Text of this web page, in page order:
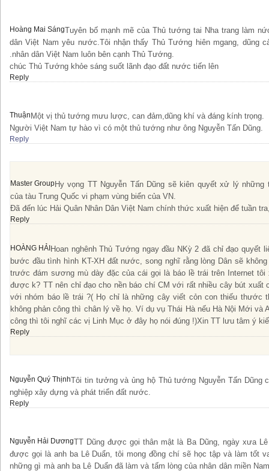
Hoàng Mai SángTuyên bố mạnh mẽ của Thủ tướng tai Nha trang làm
dân Việt Nam yêu nước.Tôi nhận thấy Thủ Tướng hiên mgang, dũng
.nhân dân Việt Nam luôn bên cạnh Thủ Tướng.
chúc Thủ Tướng khỏe sáng suốt lãnh đạo đất nước tiến lên
Reply
Thuận Một vị thủ tướng mưu lược, can đảm,dũng khí và đáng kính trọng.
Người Việt Nam tự hào vì có một thủ tướng như ông Nguyễn Tấn Dũng.
Reply
Master GroupHy vọng TT Nguyễn Tấn Dũng sẽ kiên quyết xử lý những
của tàu Trung Quốc vi phạm vùng biển của VN.
Đã đến lúc Hải Quân Nhân Dân Việt Nam chính thức xuất hiện để tuần
Reply
HOÀNG HẢI Hoan nghênh Thủ Tướng ngay đầu NKỳ 2 đã chỉ đạo quyết
bước đầu tình hình KT-XH đất nước, song nghĩ rằng lòng Dân sẽ
trước đám sương mù dày đặc của cái gọi là báo lề trái trên Internet
được k? TT nên chỉ đạo cho nền báo chí CM với rất nhiều cây bút xuất
với nhóm báo lề trái ?( Họ chỉ là những cây viết cỏn con thiếu thước
không phản công thì chân lý về họ. Ví dụ vụ Thái Hà nếu Hà Nội Mới và
công thì tôi nghĩ các vị Linh Mục ở đây họ nói đúng !)Xin TT lưu tâm ý
Reply
Nguyễn Quý ThịnhTôi tin tưởng và ủng hộ Thủ tướng Nguyễn Tấn Dũng
nghiệp xây dựng và phát triển đất nước.
Reply
Nguyễn Hải DươngTT Dũng được gọi thân mật là Ba Dũng, ngày xưa Lê
được gọi là anh ba Lê Duẩn, tôi mong đồng chí sẽ học tập và làm tốt
những gì mà anh ba Lê Duẩn đã làm và tấm lòng của nhân dân miền